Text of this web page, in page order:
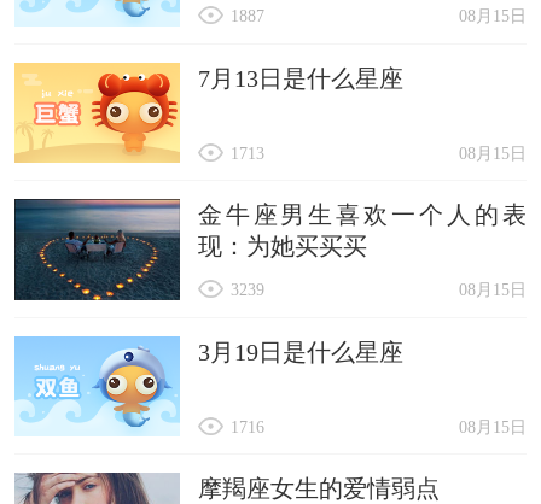
08月15日
1887
7月13日是什么星座
08月15日
1713
金牛座男生喜欢一个人的表
现：为她买买买
08月15日
3239
3月19日是什么星座
08月15日
1716
摩羯座女生的爱情弱点